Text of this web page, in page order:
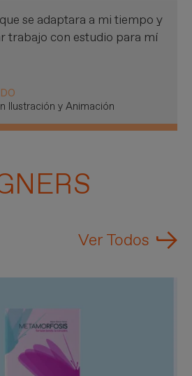
se adaptara a mi tiempo y
trabajo con estudio para mí
Ilustración y Animación
Ver Todos